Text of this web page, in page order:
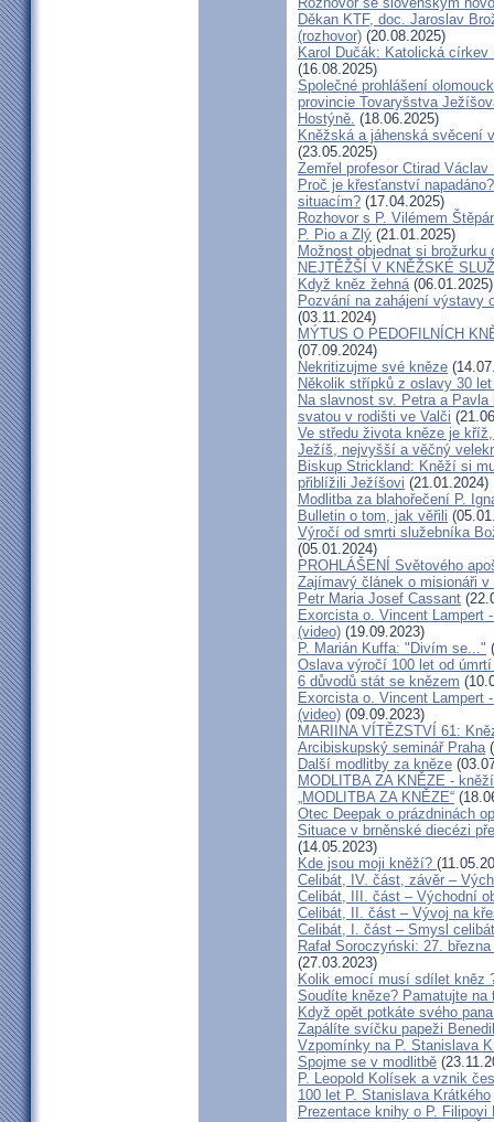
Děkan KTF, doc. Jaroslav
(rozhovor) (20.08.2025)
Karol Dučák: Katolická
(16.08.2025)
Společné prohlášení
provincie Tovaryšstva
Hostýně. (18.06.2025)
Kněžská a jáhenská svěcení
(23.05.2025)
Zemřel profesor Ctirad
Proč je křesťanství
situacím? (17.04.2025)
Rozhovor s P. Vilémem
P. Pio a Zlý (21.01.2025)
Možnost objednat si
NEJTĚŽŠÍ V KNĚŽSKÉ
Když kněz žehná(06.01.2025)
Pozvání na zahájení výstavy
(03.11.2024)
MÝTUS O PEDOFILNÍCH
(07.09.2024)
Nekritizujme své kněze
Několik střípků z oslavy 30
Na slavnost sv. Petra a
svatou v rodišti ve Valči
Ve středu života kněze je
Ježíš, nejvyšší a věčný
Biskup Strickland: Kněží si
přiblížili Ježíšovi (21.01.2024)
Modlitba za blahořečení P.
Bulletin o tom, jak věřili
Výročí od smrti služebníka
(05.01.2024)
PROHLÁŠENÍ Světového
Zajímavý článek o misionáři v
Petr Maria Josef Cassant
Exorcista o. Vincent Lampert
(video) (19.09.2023)
P. Marián Kuffa: "Divím se..."
Oslava výročí 100 let od
6 důvodů stát se knězem
Exorcista o. Vincent Lampert
(video) (09.09.2023)
MARIINA VÍTĚZSTVÍ 61:
Arcibiskupský seminář Praha
Další modlitby za kněze
MODLITBA ZA KNĚZE -
„MODLITBA ZA KNĚZE“
Otec Deepak o prázdninách
Situace v brněnské diecézi
(14.05.2023)
Kde jsou moji kněží?
Celibát, IV. část, závěr –
Celibát, III. část – Východní
Celibát, II. část – Vývoj na
Celibát, I. část – Smysl
Rafał Soroczyński: 27.
(27.03.2023)
Kolik emocí musí sdílet kněz
Soudíte kněze? Pamatujte
Když opět potkáte svého
Zapálíte svíčku papeži
Vzpomínky na P. Stanislava
Spojme se v modlitbě
P. Leopold Kolísek a vznik
100 let P. Stanislava Krátkého
Prezentace knihy o P. Filipovi